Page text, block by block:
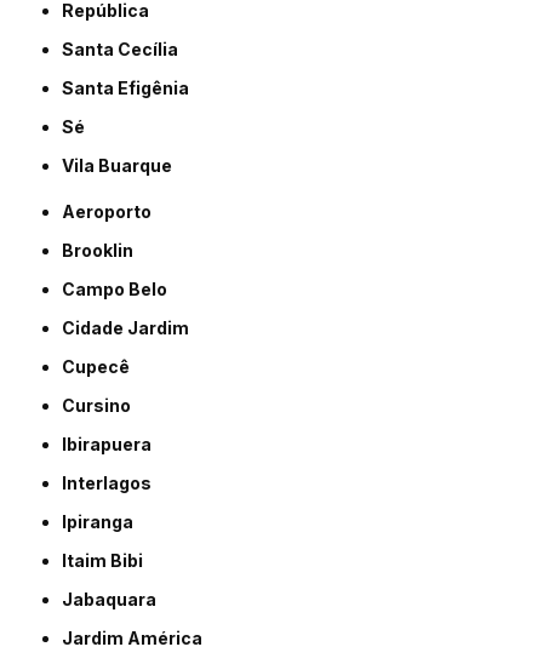
República
Santa Cecília
Santa Efigênia
Sé
Vila Buarque
Aeroporto
Brooklin
Campo Belo
Cidade Jardim
Cupecê
Cursino
Ibirapuera
Interlagos
Ipiranga
Itaim Bibi
Jabaquara
Jardim América